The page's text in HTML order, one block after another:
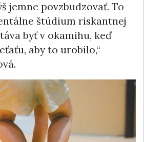
jemne povzbudzovať. To
štúdium riskantnej
byť v okamihu, keď
aby to urobilo,“